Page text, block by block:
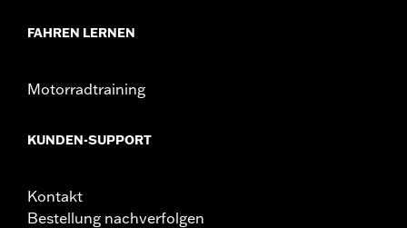
FAHREN LERNEN
Motorradtraining
KUNDEN-SUPPORT
Kontakt
Bestellung nachverfolgen